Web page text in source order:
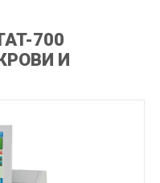
700
И